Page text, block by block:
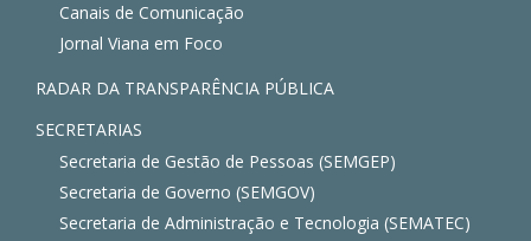
Canais de Comunicação
Jornal Viana em Foco
RADAR DA TRANSPARÊNCIA PÚBLICA
SECRETARIAS
Secretaria de Gestão de Pessoas (SEMGEP)
Secretaria de Governo (SEMGOV)
Secretaria de Administração e Tecnologia (SEMATEC)